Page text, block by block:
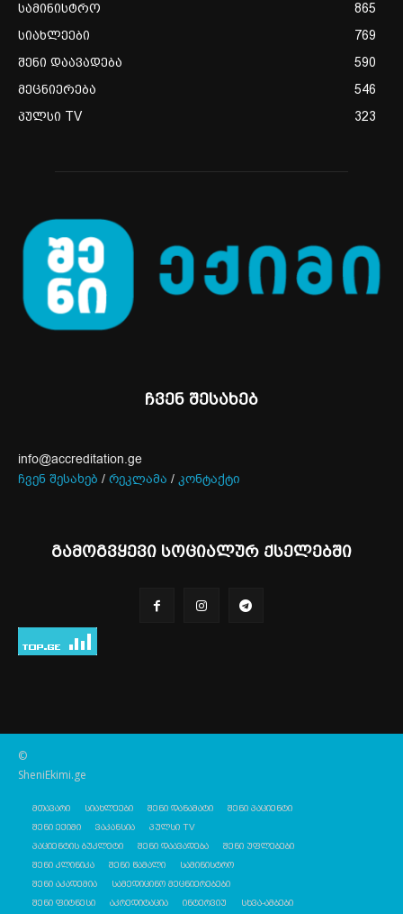
სამინისტრო
865
სიახლეები
769
შენი დაავადება
590
მეცნიერება
546
პულსი TV
323
ჩვენ შესახებ
info@accreditation.ge
ჩვენ შესახებ / რეკლამა / კონტაქტი
გამოგვყევი სოციალურ ქსელებში
©
SheniEkimi.ge
მთავარი სიახლეები შენი დანამატი
შენი პაციენტი
შენი ექიმი
ვაკანსია
პულსი TV
პაციენტის ბუკლეტი
შენი დაავადება
შენი უფლებები
შენი კლინიკა
შენი წამალი
სამინისტრო
შენი აკადემია
სამედიცინო მეცნიერებები
შენი ფიტნესი
აკრედიტაცია ინტერვიუ სხვა-ამბები